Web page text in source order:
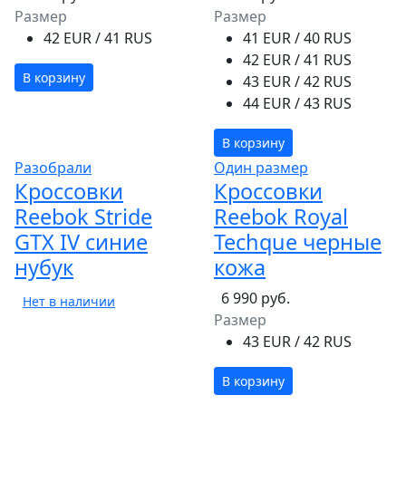
Размер
42 EUR / 41 RUS
В корзину
Размер
41 EUR / 40 RUS
42 EUR / 41 RUS
43 EUR / 42 RUS
44 EUR / 43 RUS
В корзину
Разобрали
Кроссовки
Reebok Stride
GTX IV синие
нубук
Нет в наличии
Один размер
Кроссовки
Reebok Royal
Techque черные
кожа
6 990 руб.
Размер
43 EUR / 42 RUS
В корзину